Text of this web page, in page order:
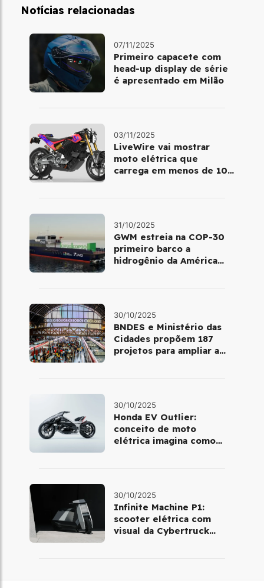
Notícias relacionadas
07/11/2025
Primeiro capacete com
head‑up display de série
é apresentado em Milão
03/11/2025
LiveWire vai mostrar
moto elétrica que
carrega em menos de 10
31/10/2025
GWM estreia na COP-30
primeiro barco a
hidrogênio da América
30/10/2025
BNDES e Ministério das
Cidades propõem 187
projetos para ampliar a
30/10/2025
Honda EV Outlier:
conceito de moto
elétrica imagina como
30/10/2025
Infinite Machine P1:
scooter elétrica com
visual da Cybertruck